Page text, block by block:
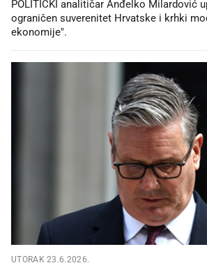
POLITIČKI analitičar Anđelko Milardović
ograničen suverenitet Hrvatske i krhki
ekonomije".
UTORAK 23.6.2026.